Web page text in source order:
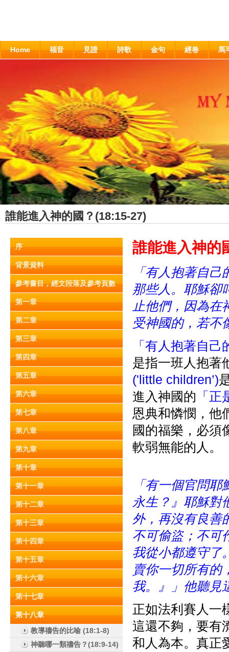
Home 福音 見證 詩歌 金句 經卷 馬
誰能進入神的國？(18:15-27)
序
背景資料
參考書目，經文段落及參考頁數
第一章
第二章
第三章
第四章
第五章
第六章
第七章
第八章
第九章
第十章
第十一章
第十二章
第十三章
第十四章
第十五章
第十六章
第十七章
第十八章
教導禱告的比喻 (18:1-8)
神聽哪一類禱告？(18:9-14)
誰能進入神的
「有人抱著自
那些人。耶穌卻
止他們，因為在
受神國的，若不
「有人抱著自
是指一班人抱著
('little children’)
進入神國的 「
恩典和憐憫，他
國的福樂，必須
軟弱無能的人。
「有一個官問
永生？』耶穌對
外，再沒有良善
不可偷盜；不可
我從小都遵守了
賣你一切所有的
我。』」他聽見
正如法利賽人一
這還不夠，要有
和人為本。真正